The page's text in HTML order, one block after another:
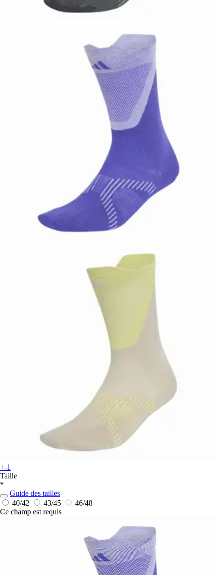
+-1
Taille
*
Guide des tailles
40/42
43/45
46/48
Ce champ est requis